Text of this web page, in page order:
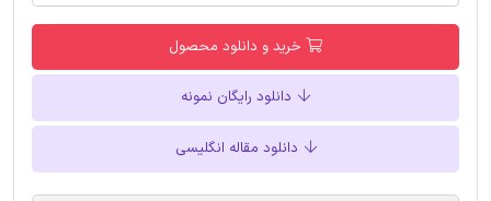
خرید و دانلود محصول
دانلود رایگان نمونه
دانلود مقاله انگلیسی